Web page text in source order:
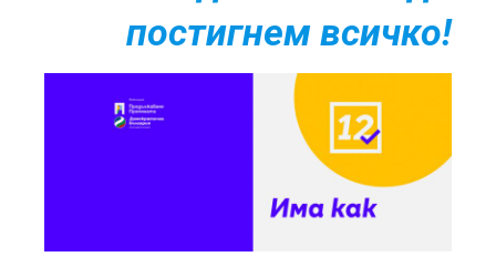
постигнем всичко!